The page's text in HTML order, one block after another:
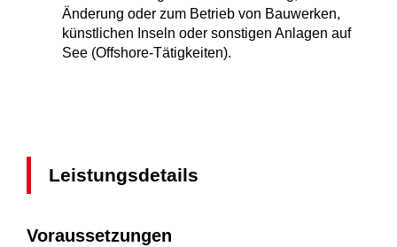
Änderung oder zum Betrieb von Bauwerken,
künstlichen Inseln oder sonstigen Anlagen auf
See (Offshore-Tätigkeiten).
Leistungsdetails
Voraussetzungen